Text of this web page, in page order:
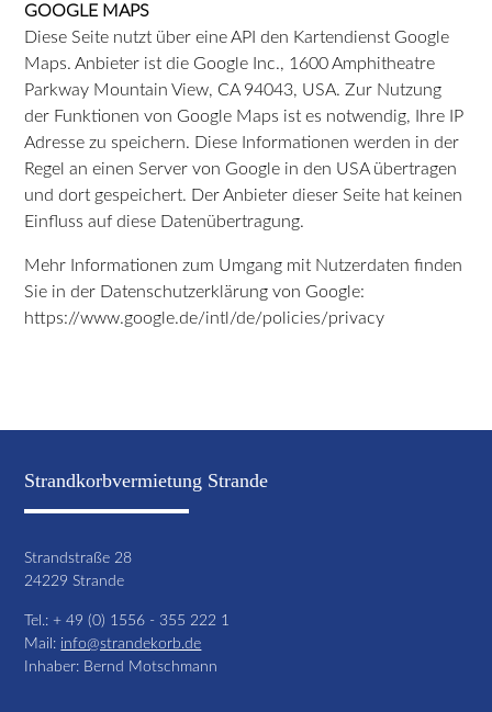
GOOGLE MAPS
Diese Seite nutzt über eine API den Kartendienst Google
Maps. Anbieter ist die Google Inc., 1600 Amphitheatre
Parkway Mountain View, CA 94043, USA. Zur Nutzung
der Funktionen von Google Maps ist es notwendig, Ihre IP
Adresse zu speichern. Diese Informationen werden in der
Regel an einen Server von Google in den USA übertragen
und dort gespeichert. Der Anbieter dieser Seite hat keinen
Einfluss auf diese Datenübertragung.
Mehr Informationen zum Umgang mit Nutzerdaten finden
Sie in der Datenschutzerklärung von Google:
https://www.google.de/intl/de/policies/privacy
Strandkorbvermietung Strande
Strandstraße 28
24229 Strande
Tel.: + 49 (0) 1556 - 355 222 1
Mail: info@strandekorb.de
Inhaber: Bernd Motschmann